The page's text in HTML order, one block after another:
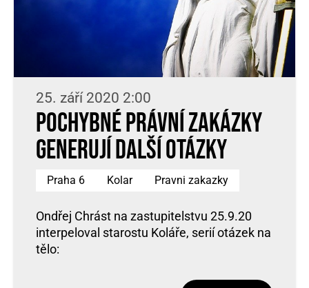
25. září 2020 2:00
Pochybné právní zakázky
generují další otázky
Praha 6 Kolar Pravni zakazky
Ondřej Chrást na zastupitelstvu 25.9.20
interpeloval starostu Koláře, serií otázek na
tělo: